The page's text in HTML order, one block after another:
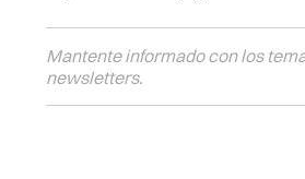
Mantente informado con los
newsletters.